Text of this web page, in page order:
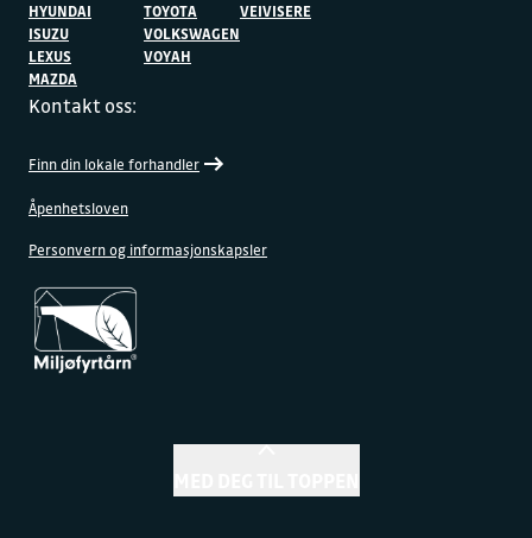
HYUNDAI
ISUZU
LEXUS
MAZDA
TOYOTA
VOLKSWAGEN
VOYAH
VEIVISERE
Kontakt oss:
Finn din lokale forhandler
Åpenhetsloven
Personvern og informasjonskapsler